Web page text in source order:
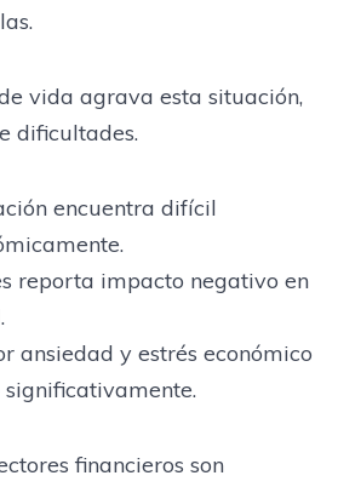
vida agrava esta situación,
dificultades.
encuentra difícil
reporta impacto negativo en
ansiedad y estrés económico
financieros son